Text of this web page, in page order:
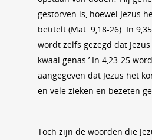
gestorven is, hoewel Jezus
betitelt (Mat. 9,18-26). In
wordt zelfs gezegd dat Jezus
kwaal genas.’ In 4,23-25
aangegeven dat Jezus het
en vele zieken en bezeten
Toch zijn de woorden die